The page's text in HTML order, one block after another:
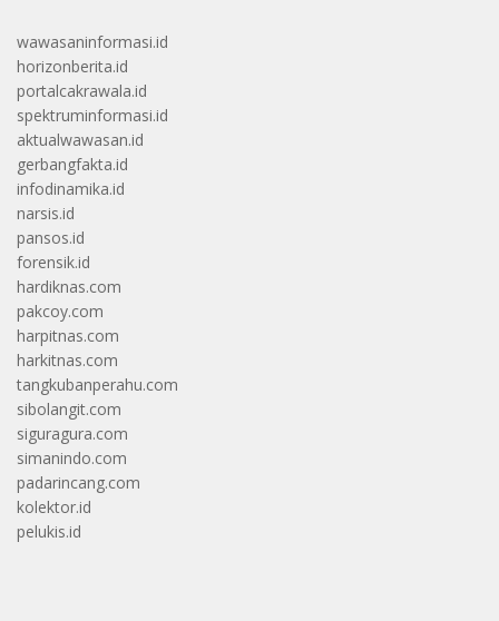
wawasaninformasi.id
horizonberita.id
portalcakrawala.id
spektruminformasi.id
aktualwawasan.id
gerbangfakta.id
infodinamika.id
narsis.id
pansos.id
forensik.id
hardiknas.com
pakcoy.com
harpitnas.com
harkitnas.com
tangkubanperahu.com
sibolangit.com
siguragura.com
simanindo.com
padarincang.com
kolektor.id
pelukis.id